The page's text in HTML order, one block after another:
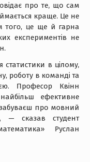
про те, що сам
краще. Це не
того, це ще й гарна
експериментів не
в цілому,
роботу в команді та
Професор Квінн
ефективне
забуваєш про мовний
— сказав студент
Руслан